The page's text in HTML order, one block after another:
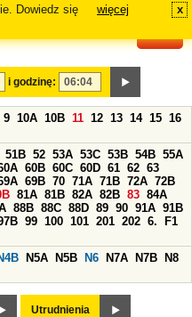
Dowiedz się
więcej x
i godzinę:
9 10A 10B 11 12 13 14 15 16
51B 52 53A 53C 53B 54B 55A
60B 60C 60D 61 62 63
69B 70 71A 71B 72A 72B
81A 81B 82A 82B 83 84A
88B 88C 88D 89 90 91A 91B
99 100 101 201 202 6.
F1
N5A N5B N6 N7A N7B
N8
Utrudnienia